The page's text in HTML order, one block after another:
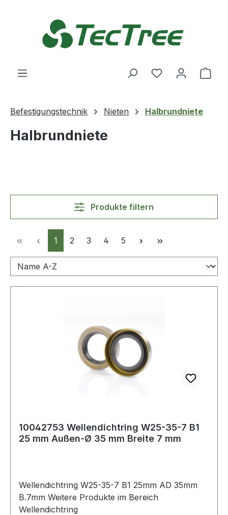
Du hast 0
Befestigungstechnik Nieten Halbrundniete
Halbrundniete
Produkte filtern
Seite
1 Seite
2 Seite
3 Seite
4 Seite
5
10042753 Wellendichtring W25-35-7 B1
25 mm Außen-Ø 35 mm Breite 7 mm
Wellendichtring W25-35-7 B1 25mm AD 35mm
B.7mm Weitere Produkte im Bereich
Wellendichtring